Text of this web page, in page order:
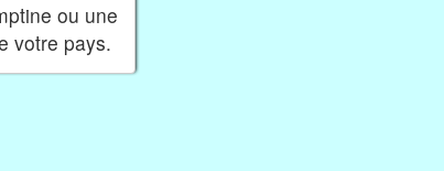
ou une
votre pays.